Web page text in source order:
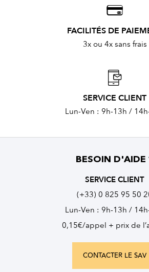
FACILITÉS DE
3x ou 4x sans frais
SERVICE CLIENT
Lun-Ven : 9h-13h /
BESOIN D'AIDE
SERVICE CLIENT
(+33) 0 825 95 50
Lun-Ven : 9h-13h /
0,15€/appel + prix de
CONTACTER LE SAV